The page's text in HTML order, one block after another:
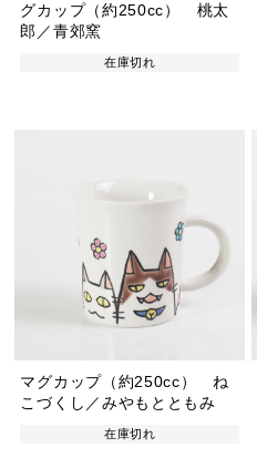
グカップ（約250cc） 桃太
郎／青郊窯
在庫切れ
マグカップ（約250cc） ね
こづくし／みやもとともみ
在庫切れ